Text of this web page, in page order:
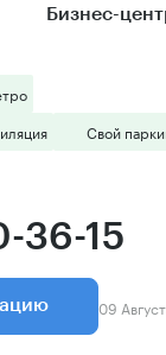
Бизнес-
Свой
36-15
09